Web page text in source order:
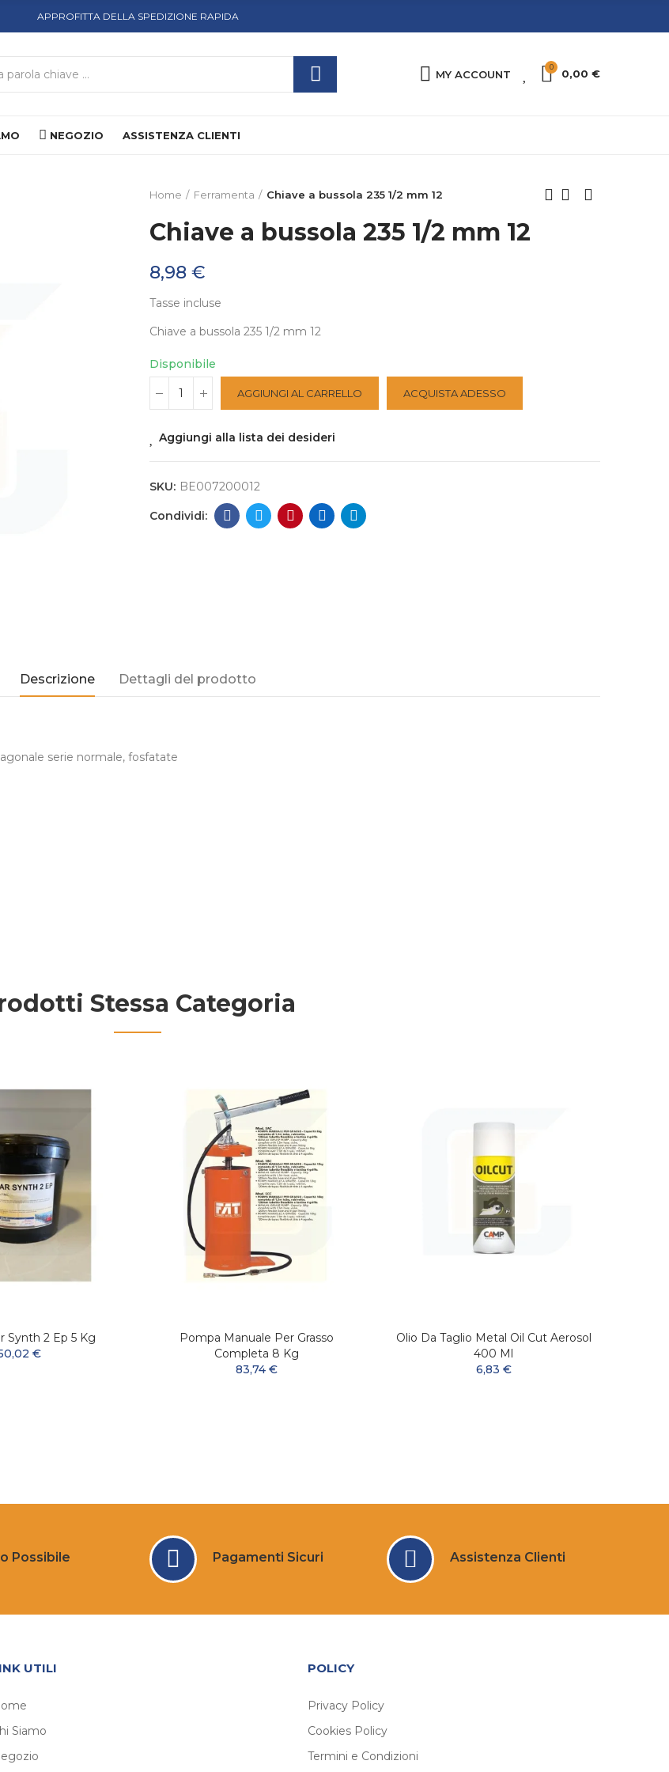
APPROFITTA DELLA SPEDIZIONE RAPIDA
MY ACCOUNT
0
0,00 €
NEGOZIO ASSISTENZA CLIENTI
Home Ferramenta Chiave a bussola 235 1/2 mm 12
Chiave a bussola 235 1/2 mm 12
8,98 €
Tasse incluse
Chiave a bussola 235 1/2 mm 12
Disponibile
AGGIUNGI AL CARRELLO ACQUISTA ADESSO
Aggiungi alla lista dei desideri
SKU: BE007200012
Descrizione Dettagli del prodotto
serie normale, fosfatate
Stessa Categoria
Synth 2 Ep 5 Kg
€
Pompa Manuale Per Grasso
Completa 8 Kg
83,74 €
Olio Da Taglio Metal Oil Cut Aerosol
400 Ml
6,83 €
Possibile Pagamenti Sicuri Assistenza Clienti
UTILI
Siamo
POLICY
Privacy Policy
Cookies Policy
Termini e Condizioni